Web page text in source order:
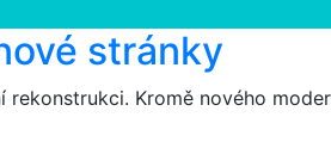
stránky
Kromě nového